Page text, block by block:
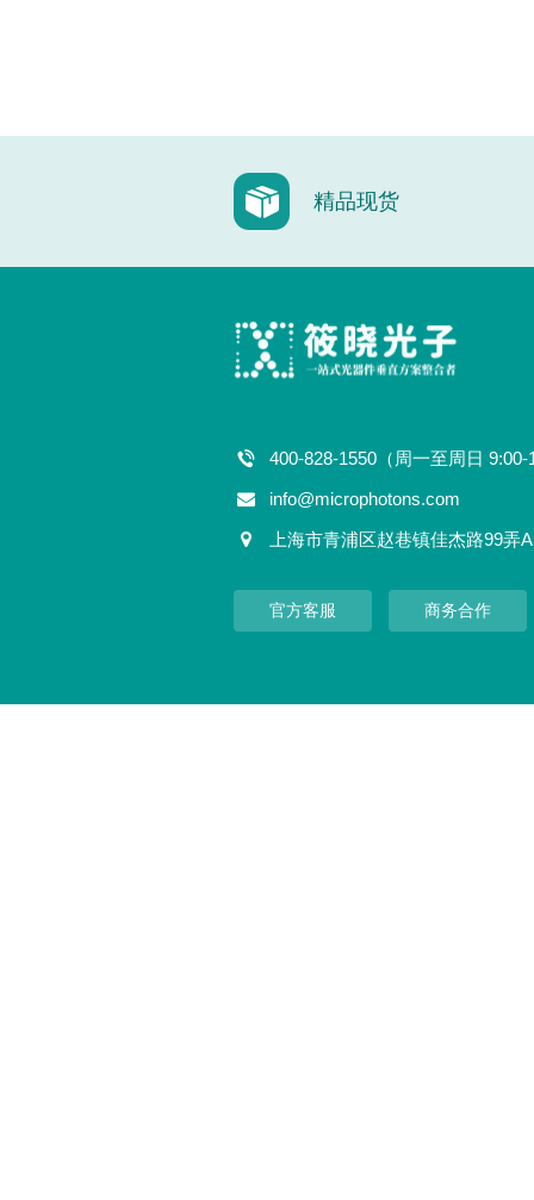
精品现货
400-828-1550（周一至周日 9:00-
info@microphotons.com
上海市青浦区赵巷镇佳杰路99弄
官方客服 商务合作